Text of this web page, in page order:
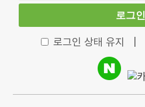
로그인
로그인 상태 유지